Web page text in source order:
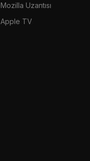
Mozilla Uzantısı
Apple TV